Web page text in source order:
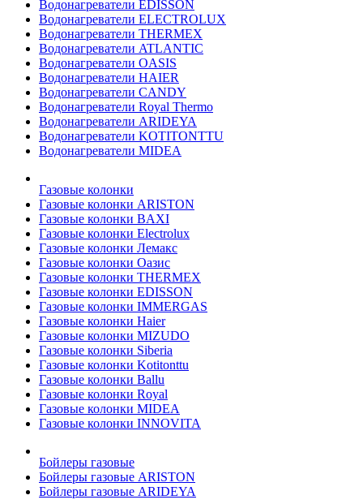
Водонагреватели EDISSON
Водонагреватели ELECTROLUX
Водонагреватели THERMEX
Водонагреватели ATLANTIC
Водонагреватели OASIS
Водонагреватели HAIER
Водонагреватели CANDY
Водонагреватели Royal Thermo
Водонагреватели ARIDEYA
Водонагреватели KOTITONTTU
Водонагреватели MIDEA
Газовые колонки
Газовые колонки ARISTON
Газовые колонки BAXI
Газовые колонки Electrolux
Газовые колонки Лемакс
Газовые колонки Оазис
Газовые колонки THERMEX
Газовые колонки EDISSON
Газовые колонки IMMERGAS
Газовые колонки Haier
Газовые колонки MIZUDO
Газовые колонки Siberia
Газовые колонки Kotitonttu
Газовые колонки Ballu
Газовые колонки Royal
Газовые колонки MIDEA
Газовые колонки INNOVITA
Бойлеры газовые
Бойлеры газовые ARISTON
Бойлеры газовые ARIDEYA